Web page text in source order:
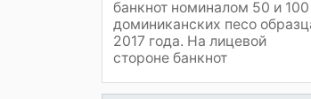
банкнот номиналом 50 и 100
доминиканских песо
2017 года. На лицевой
стороне банкнот